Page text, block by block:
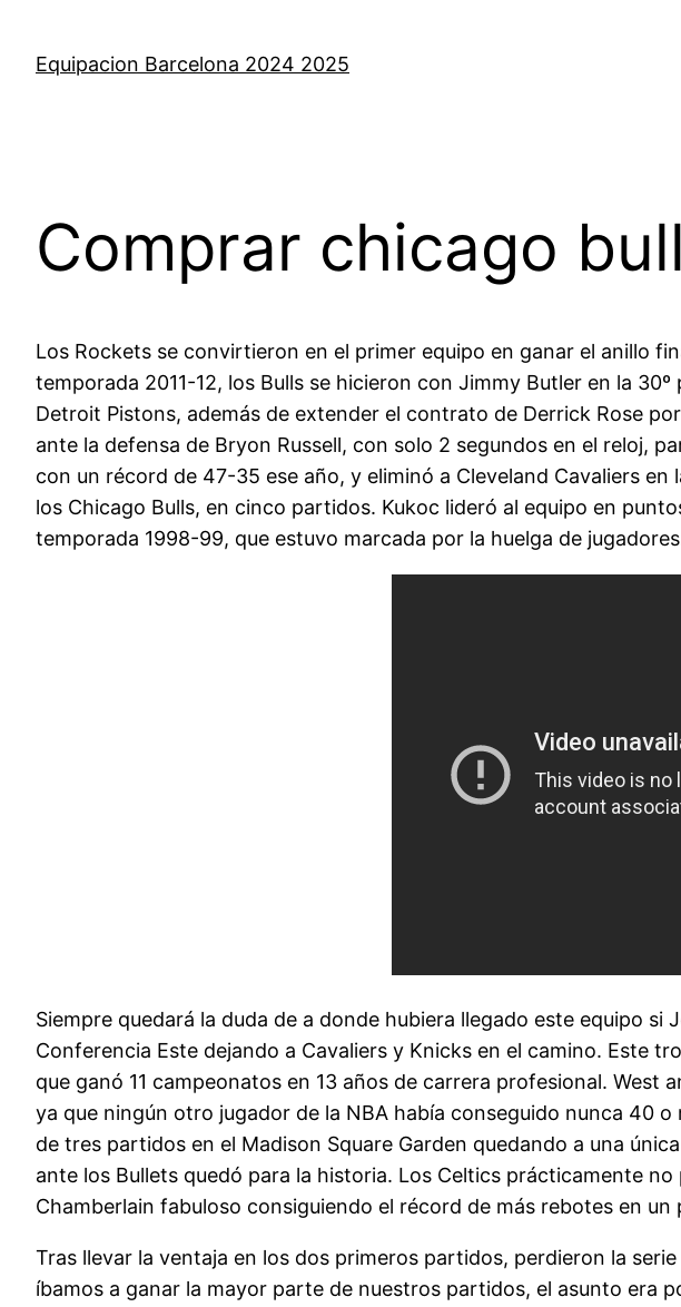
contenido
Equipacion Barcelona 2024 2025
Comprar chicago
Los Rockets se convirtieron en el primer equipo en ganar el anillo
temporada 2011-12, los Bulls se hicieron con Jimmy Butler en la
Detroit Pistons, además de extender el contrato de Derrick Rose
ante la defensa de Bryon Russell, con solo 2 segundos en el reloj,
con un récord de 47-35 ese año, y eliminó a Cleveland Cavaliers
los Chicago Bulls, en cinco partidos. Kukoc lideró al equipo en
temporada 1998-99, que estuvo marcada por la huelga de
Siempre quedará la duda de a donde hubiera llegado este equipo
Conferencia Este dejando a Cavaliers y Knicks en el camino. Este
que ganó 11 campeonatos en 13 años de carrera profesional.
ya que ningún otro jugador de la NBA había conseguido nunca 40
de tres partidos en el Madison Square Garden quedando a una
ante los Bullets quedó para la historia. Los Celtics prácticamente
Chamberlain fabuloso consiguiendo el récord de más rebotes en
Tras llevar la ventaja en los dos primeros partidos, perdieron la
íbamos a ganar la mayor parte de nuestros partidos, el asunto era